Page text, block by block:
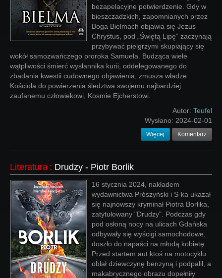
bezapelacyjne potwierdzenie. Gdy w
bieszczadzkich, zapomnianych przez
Boga Bielmach objawia się Jezus
Chrystus, pod „Świętą Lipę” zaczynają
przybywać pielgrzymi skupiający się
wokół samozwańczego proroka Samuela. Budząca wiele
wątpliwości śmierć wysłannika kurii, oddelegowanego do
zbadania kwestii cudownego objawienia, zmusza władze
Kościoła do powierzenia śledztwa swojemu najbardziej
zaufanemu człowiekowi, Kosmie Ejcherstowi.
Autor: Teufel
Wysłano: 2024-02-01
Więcej Komentarz
Literatura : Drudzy - Piotr Borlik
16 stycznia 2024, nakładem
wydawnictwa Prószyński i S-ka ukazał
się najnowszy kryminał Piotra Borlika,
zatytułowany "Drudzy". Podczas gdy
pod osłoną nocy na ulicach Gdańska
odbywały się wyścigi samochodowe,
doszło do napaści na młodą kobietę.
Przed startem aut ktoś na motocyklu
oblał dziewczynę benzyną i podpalił, a
makabrycznego obrazu dopełniły